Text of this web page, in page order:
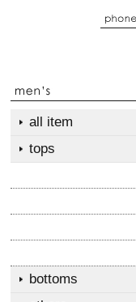
all item
tops
bottoms